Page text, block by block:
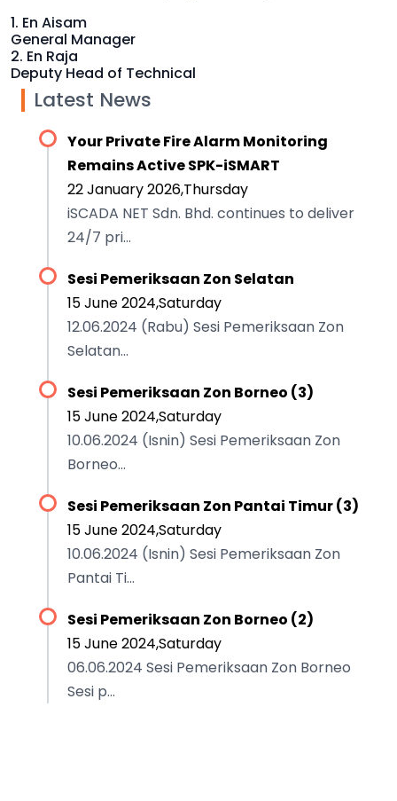
1. En Aisam
General Manager
2. En Raja
Deputy Head of Technical
Latest News
Your Private Fire Alarm Monitoring
Remains Active SPK-iSMART
22 January 2026,Thursday
iSCADA NET Sdn. Bhd. continues to deliver
24/7 pri...
Sesi Pemeriksaan Zon Selatan
15 June 2024,Saturday
12.06.2024 (Rabu) Sesi Pemeriksaan Zon
Selatan...
Sesi Pemeriksaan Zon Borneo (3)
15 June 2024,Saturday
10.06.2024 (Isnin) Sesi Pemeriksaan Zon
Borneo...
Sesi Pemeriksaan Zon Pantai Timur (3)
15 June 2024,Saturday
10.06.2024 (Isnin) Sesi Pemeriksaan Zon
Pantai Ti...
Sesi Pemeriksaan Zon Borneo (2)
15 June 2024,Saturday
06.06.2024 Sesi Pemeriksaan Zon Borneo
Sesi p...